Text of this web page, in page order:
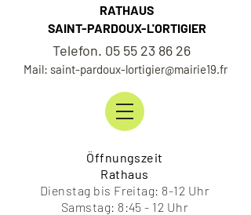
RATHAUS
SAINT-PARDOUX-L'ORTIGIER
Telefon. 05 55 23 86 26
Mail: saint-pardoux-lortigier@mairie19.fr
Öffnungszeit
Rathaus
Dienstag bis Freitag: 8-12 Uhr
Samstag: 8:45 - 12 Uhr